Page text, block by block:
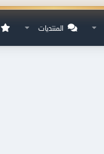
المنتديات